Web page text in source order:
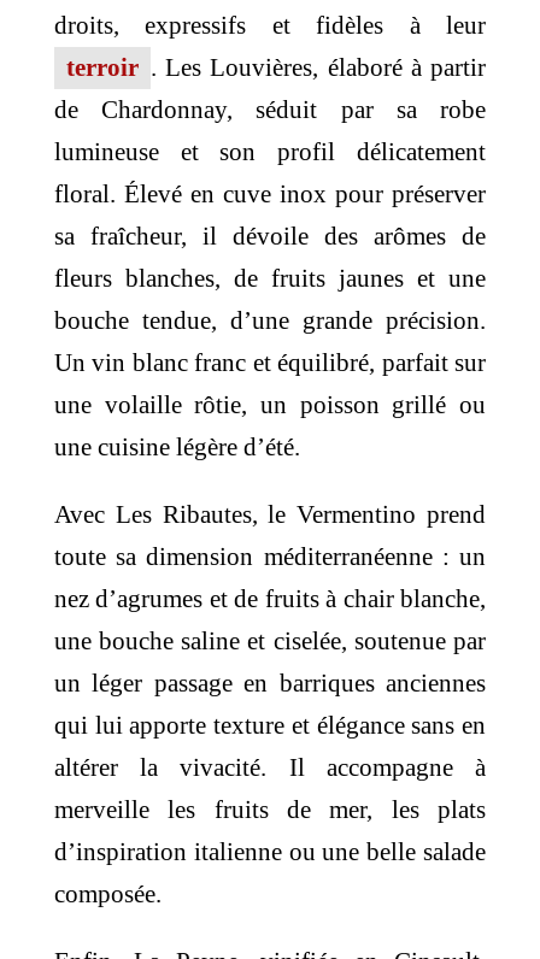
droits, expressifs et fidèles à leur
terroir . Les Louvières, élaboré à partir
de Chardonnay, séduit par sa robe
lumineuse et son profil délicatement
floral. Élevé en cuve inox pour préserver
sa fraîcheur, il dévoile des arômes de
fleurs blanches, de fruits jaunes et une
bouche tendue, d’une grande précision.
Un vin blanc franc et équilibré, parfait sur
une volaille rôtie, un poisson grillé ou
une cuisine légère d’été.
Avec Les Ribautes, le Vermentino prend
toute sa dimension méditerranéenne : un
nez d’agrumes et de fruits à chair blanche,
une bouche saline et ciselée, soutenue par
un léger passage en barriques anciennes
qui lui apporte texture et élégance sans en
altérer la vivacité. Il accompagne à
merveille les fruits de mer, les plats
d’inspiration italienne ou une belle salade
composée.